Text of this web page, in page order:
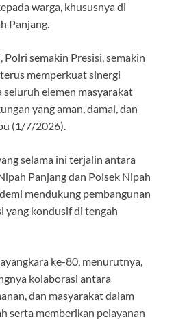
warga, khususnya di
Panjang.
Polri semakin Presisi, semakin
memperkuat sinergi
elemen masyarakat
yang aman, damai, dan
(1/7/2026).
selama ini terjalin antara
Panjang dan Polsek Nipah
mendukung pembangunan
yang kondusif di tengah
ke-80, menurutnya,
kolaborasi antara
dan masyarakat dalam
serta memberikan pelayanan